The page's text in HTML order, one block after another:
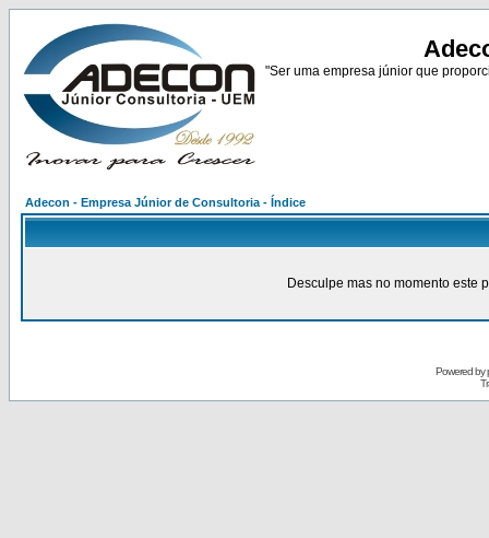
"Ser uma empresa júnior que
Adecon - Empresa Júnior de Consultoria - Índice
Desculpe mas no momento este
Powered by